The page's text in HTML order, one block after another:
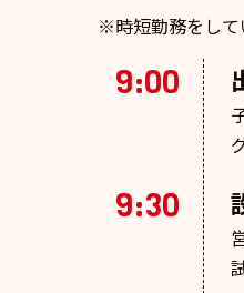
※時短勤務をして
9:00
9:30